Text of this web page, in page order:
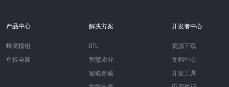
产品中心
蜂窝模组
单板电脑
解决方案
DTU
智慧农业
智能穿戴
开发者中心
资源下载
文档中心
开发工具